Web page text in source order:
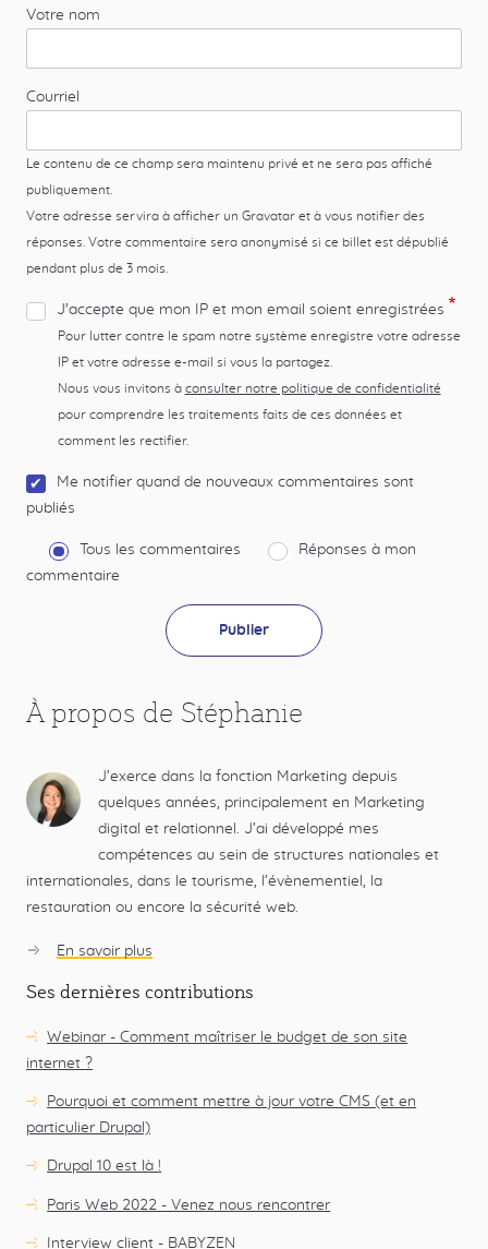
Votre nom
Courriel
Le contenu de ce champ sera maintenu privé et ne sera pas affiché
publiquement.
Votre adresse servira à afficher un Gravatar et à vous notifier des
réponses. Votre commentaire sera anonymisé si ce billet est dépublié
pendant plus de 3 mois.
J'accepte que mon IP et mon email soient enregistrées
Pour lutter contre le spam notre système enregistre votre adresse
IP et votre adresse e-mail si vous la partagez.
Nous vous invitons à consulter notre politique de confidentialité
pour comprendre les traitements faits de ces données et
comment les rectifier.
Me notifier quand de nouveaux commentaires sont
publiés
Tous les commentaires
Réponses à mon
commentaire
À propos de Stéphanie
J’exerce dans la fonction Marketing depuis
quelques années, principalement en Marketing
digital et relationnel. J’ai développé mes
compétences au sein de structures nationales et
internationales, dans le tourisme, l’évènementiel, la
restauration ou encore la sécurité web.
En savoir plus
Bergerot
Ses dernières contributions
Webinar - Comment maîtriser le budget de son site
internet ?
Pourquoi et comment mettre à jour votre CMS (et en
particulier Drupal)
Drupal 10 est là !
Paris Web 2022 - Venez nous rencontrer
Interview client - BABYZEN